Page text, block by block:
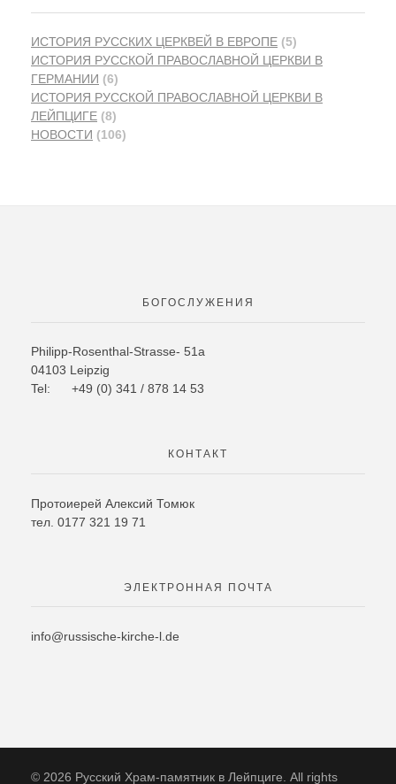
ИСТОРИЯ PУССКИХ ЦЕРКВЕЙ В ЕВРОПЕ (5)
ИСТОРИЯ РУССКОЙ ПРАВОСЛАВНОЙ ЦЕРКВИ В
ГЕРМАНИИ (6)
ИСТОРИЯ РУССКОЙ ПРАВОСЛАВНОЙ ЦЕРКВИ В
ЛЕЙПЦИГЕ (8)
НОВОСТИ (106)
БОГОСЛУЖЕНИЯ
Philipp-Rosenthal-Strasse- 51a
04103 Leipzig
Tel: +49 (0) 341 / 878 14 53
КОНТАКТ
Протоиерей Алексий Томюк
тел. 0177 321 19 71
ЭЛЕКТРОННАЯ ПОЧТА
info@russische-kirche-l.de
© 2026 Русский Храм-памятник в Лейпциге. All rights